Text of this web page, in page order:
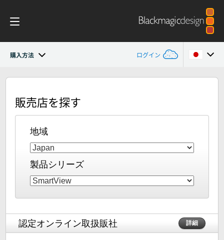
購入方法 ログイン
SmartView 4K
仕様 Australia
Austria
Brazil
Canada
Denmark
Finland
販売店を探す
地域
製品シリーズ
認定オンライン取扱販社 詳細